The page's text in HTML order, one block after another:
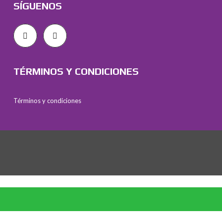
SÍGUENOS
TÉRMINOS Y CONDICIONES
Términos y condiciones